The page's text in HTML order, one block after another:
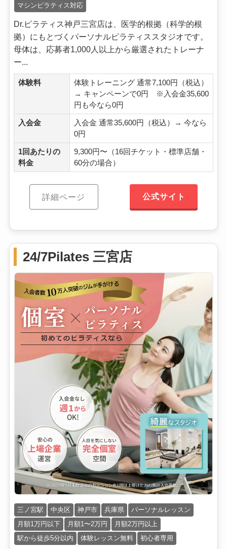
マシンピラティス対応
Dr.ピラティス神戸三宮店は、医学的根拠（科学的根
拠）にもとづくパーソナルピラティススタジオです。
母体は、応募者1,000人以上から厳選されたトレーナ
ー...
体験料
体験トレーニング 通常7,100円（税込）
→ キャンペーンで0円 ※入会金35,600
円も今なら0円
入会金
入会金 通常35,600円（税込）→ 今なら
0円
1回あたりの
料金
9,300円〜（16回チケット・標準店舗・
60分の場合）
詳細ページ 公式サイト
24/7Pilates 三宮店
三ノ宮駅 中央区 神戸市 兵庫県
パーソナルレッスン
月額1万円以下
月額1〜2万円
月額2万円以上
駅から徒歩5分以内
体験レッスン無料 初心者専用